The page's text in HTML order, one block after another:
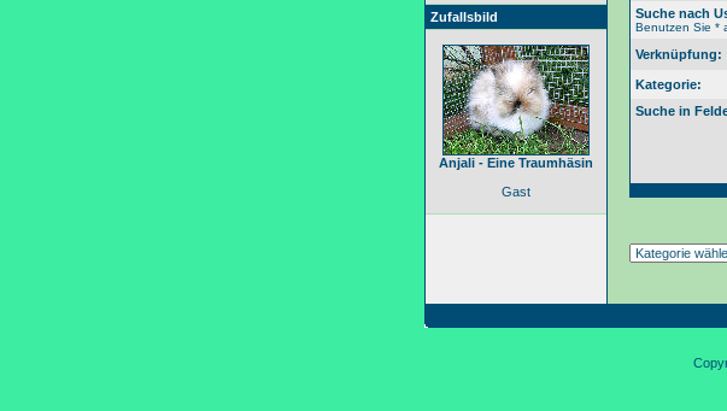
Zufallsbild
Anjali - Eine Traumhäsin
Gast
Suche nach
Benutzen Sie *
Verknüpfung:
Kategorie:
Suche in